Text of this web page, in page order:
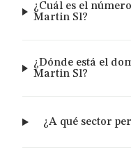
¿Cuál es el
Martin Sl?
¿Dónde está el
Martin Sl?
¿A qué sector